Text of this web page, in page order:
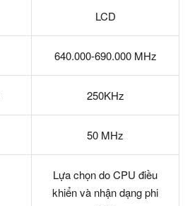
LCD
640.000-690.000 MHz
250KHz
50 MHz
Lựa chọn do CPU điều
khiển và nhận dạng phi